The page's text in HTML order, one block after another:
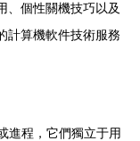
、個性關機技巧以及
計算機軟件技術服務
進程，它們獨立于用